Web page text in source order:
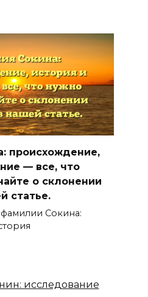
происхождение,
— все, что
о склонении
статье.
Сокина: